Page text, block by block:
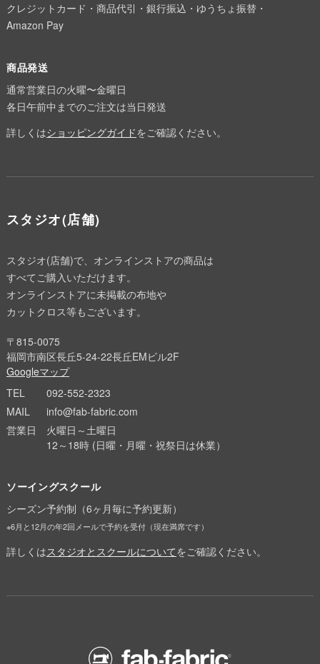
クレジットカード・商品代引・銀行振込・ゆうちょ振替・
Amazon Pay
商品発送
通常営業日の火曜〜金曜日
各日午前中までのご注文は当日発送
詳しくはショッピングガイドをご確認ください。
スタジオ(店舗)
スタジオ(店舗)で、オンラインストアの商品は
すべてご購入いただけます。
オンラインストアに未掲載の布地や
カットクロス等もございます。
〒815-0075
福岡市南区長丘5-24-22長丘EMビル2F
Googleマップ
TEL
092-552-2323
MAIL
info@fab-fabric.com
営業日
火曜日～土曜日
12～18時 (日曜・月曜・祝祭日は休業）
ソーイングスクール
シーズン予約制（6ヶ月毎に予約更新）
※6月と12月の年2回メールで予約を受付（現在満席です）
詳しくはスタジオとスクールについてをご確認ください。